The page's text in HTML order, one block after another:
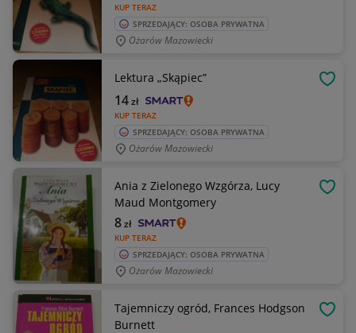
KUP TERAZ
SPRZEDAJĄCY: OSOBA PRYWATNA
Ożarów Mazowiecki
Lektura „Skąpiec”
KUP TERAZ
14zł
SPRZEDAJĄCY: OSOBA PRYWATNA
Ożarów Mazowiecki
Ania z Zielonego Wzgórza, Lucy
Maud Montgomery
KUP TERAZ
8zł
SPRZEDAJĄCY: OSOBA PRYWATNA
Ożarów Mazowiecki
Tajemniczy ogród, Frances Hodgson
Burnett